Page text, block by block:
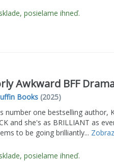
posielame ihneď.
Awkward BFF
Books(2025)
number one bestselling author,
and she's as BRILLIANT as
to be going brilliantly...
posielame ihneď.